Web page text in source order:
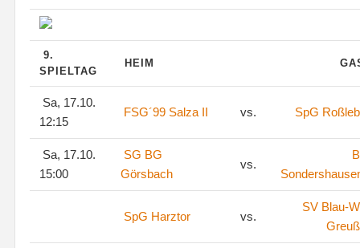
9.
SPIELTAG
HEIM
Sa, 17.10.
12:15
FSG´99 Salza II vs. SpG
Sa, 17.10.
15:00
SG BG
Görsbach
vs.
SpG Harztor vs.
SV Blau-